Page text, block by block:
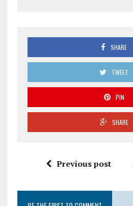
SHARE
TWEET
PIN
SHARE
Previous post